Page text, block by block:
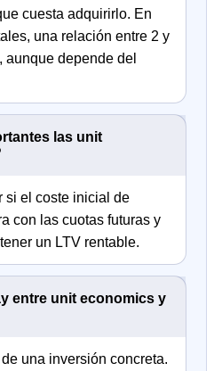
cuesta adquirirlo. En
una relación entre 2 y
depende del
las unit
si el coste inicial de
con las cuotas futuras y
un LTV rentable.
entre unit economics y
una inversión concreta.